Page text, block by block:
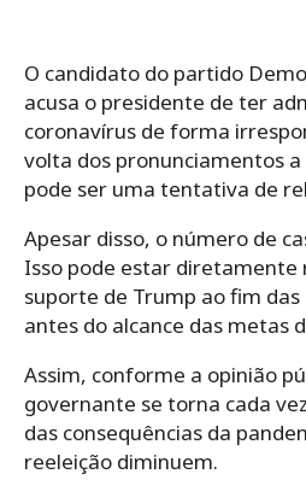
O candidato do partido
acusa o presidente de ter
coronavírus de forma
volta dos pronunciamentos
pode ser uma tentativa de
Apesar disso, o número de
Isso pode estar diretamente
suporte de Trump ao fim
antes do alcance das metas
Assim, conforme a opinião
governante se torna cada
das consequências da
reeleição diminuem.